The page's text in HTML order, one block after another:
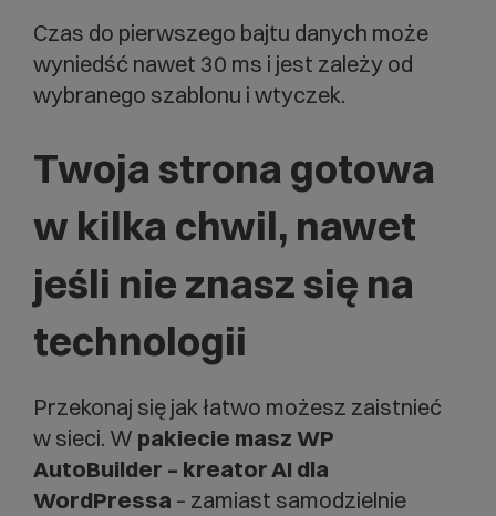
Czas do pierwszego bajtu danych może
wyniedść nawet 30 ms i jest zależy od
wybranego szablonu i wtyczek.
Twoja strona gotowa
w kilka chwil, nawet
jeśli nie znasz się na
technologii
Przekonaj się jak łatwo możesz zaistnieć
w sieci. W pakiecie masz WP
AutoBuilder – kreator AI dla
WordPressa – zamiast samodzielnie